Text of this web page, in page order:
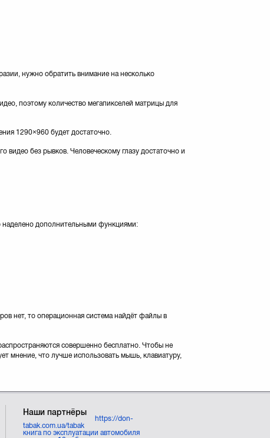
нужно обратить внимание на несколько
поэтому количество мегапикселей матрицы для
1290×960 будет достаточно.
видео без рывков. Человеческому глазу достаточно и
дополнительными функциями:
нет, то операционная система найдёт файлы в
совершенно бесплатно. Чтобы не
мнение, что лучше использовать мышь, клавиатуру,
Наши партнёры
https://don-
tabak.com.ua/tabak
книга по эксплуатации автомобиля